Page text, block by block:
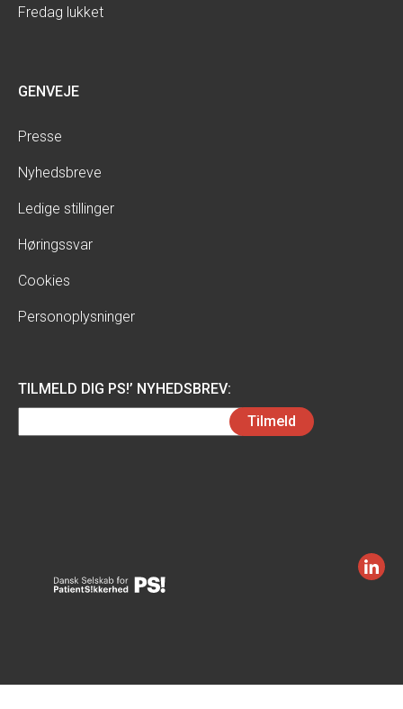
Fredag lukket
GENVEJE
Presse
Nyhedsbreve
Ledige stillinger
Høringssvar
Cookies
Personoplysninger
TILMELD DIG PS!’ NYHEDSBREV:
(Påkrævet)
Tilmeld